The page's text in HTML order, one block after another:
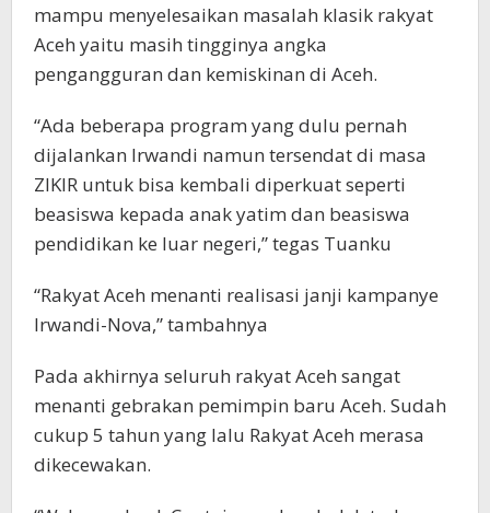
mampu menyelesaikan masalah klasik rakyat
Aceh yaitu masih tingginya angka
pengangguran dan kemiskinan di Aceh.
“Ada beberapa program yang dulu pernah
dijalankan Irwandi namun tersendat di masa
ZIKIR untuk bisa kembali diperkuat seperti
beasiswa kepada anak yatim dan beasiswa
pendidikan ke luar negeri,” tegas Tuanku
“Rakyat Aceh menanti realisasi janji kampanye
Irwandi-Nova,” tambahnya
Pada akhirnya seluruh rakyat Aceh sangat
menanti gebrakan pemimpin baru Aceh. Sudah
cukup 5 tahun yang lalu Rakyat Aceh merasa
dikecewakan.